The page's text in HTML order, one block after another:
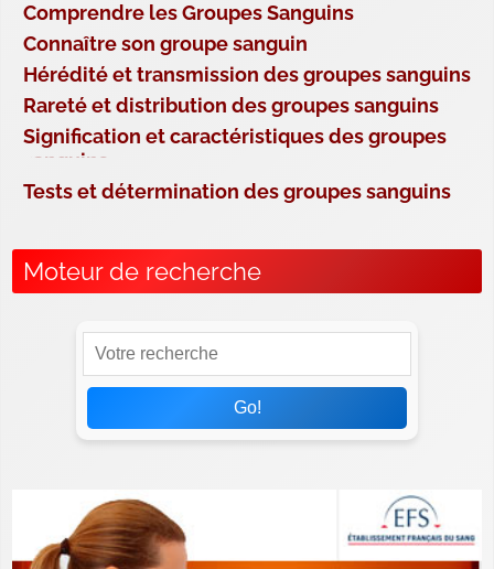
Comprendre les Groupes Sanguins
Connaître son groupe sanguin
Hérédité et transmission des groupes sanguins
Rareté et distribution des groupes sanguins
Signification et caractéristiques des groupes
sanguins
Tests et détermination des groupes sanguins
Moteur de recherche
Go!